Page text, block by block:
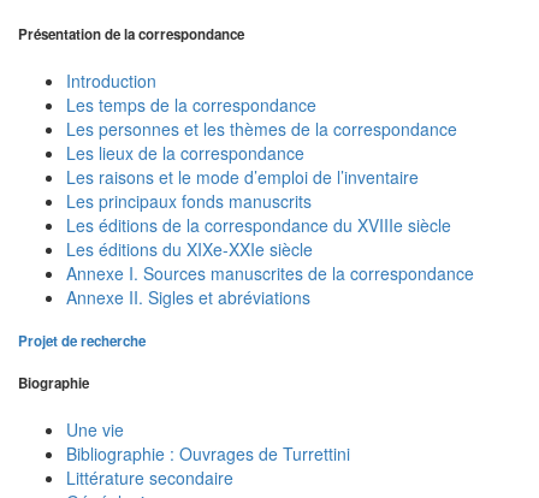
Présentation de la correspondance
Introduction
Les temps de la correspondance
Les personnes et les thèmes de la correspondance
Les lieux de la correspondance
Les raisons et le mode d’emploi de l’inventaire
Les principaux fonds manuscrits
Les éditions de la correspondance du XVIIIe siècle
Les éditions du XIXe-XXIe siècle
Annexe I. Sources manuscrites de la correspondance
Annexe II. Sigles et abréviations
Projet de recherche
Biographie
Une vie
Bibliographie : Ouvrages de Turrettini
Littérature secondaire